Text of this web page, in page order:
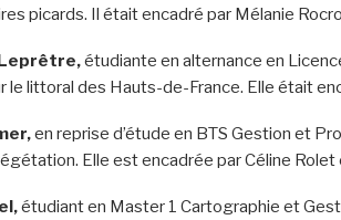
picards. Il était encadré par Mélanie
étudiante en alternance en
le littoral des Hauts-de-France. Elle était
en reprise d’étude en BTS Gestion et
Elle est encadrée par Céline Rolet
étudiant en Master 1 Cartographie et